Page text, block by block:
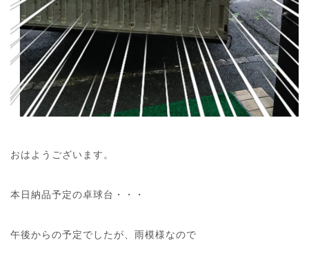
おはようございます。
本日納品予定の卓球台・・・
午後からの予定でしたが、雨模様なので